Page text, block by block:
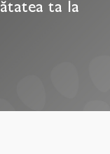
ta la